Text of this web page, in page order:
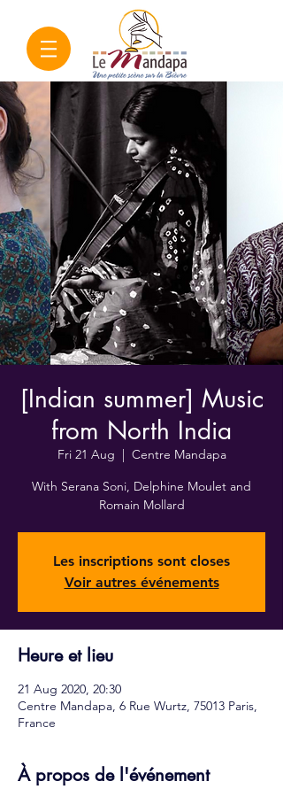
[Indian summer] Music
from North India
Fri 21 Aug
  |
Centre Mandapa
With Serana Soni, Delphine Moulet and
Romain Mollard
Les inscriptions sont closes
Voir autres événements
Heure et lieu
21 Aug 2020, 20:30
Centre Mandapa, 6 Rue Wurtz, 75013 Paris,
France
À propos de l'événement